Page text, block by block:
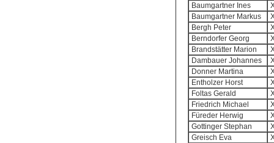
Baumgartner Ines
Baumgartner Markus
Bergh Peter
Berndorfer Georg
Brandstätter Marion
Dambauer Johannes
Donner Martina
Entholzer Horst
Foltas Gerald
Friedrich Michael
Füreder Herwig
Gottinger Stephan
Greisch Eva